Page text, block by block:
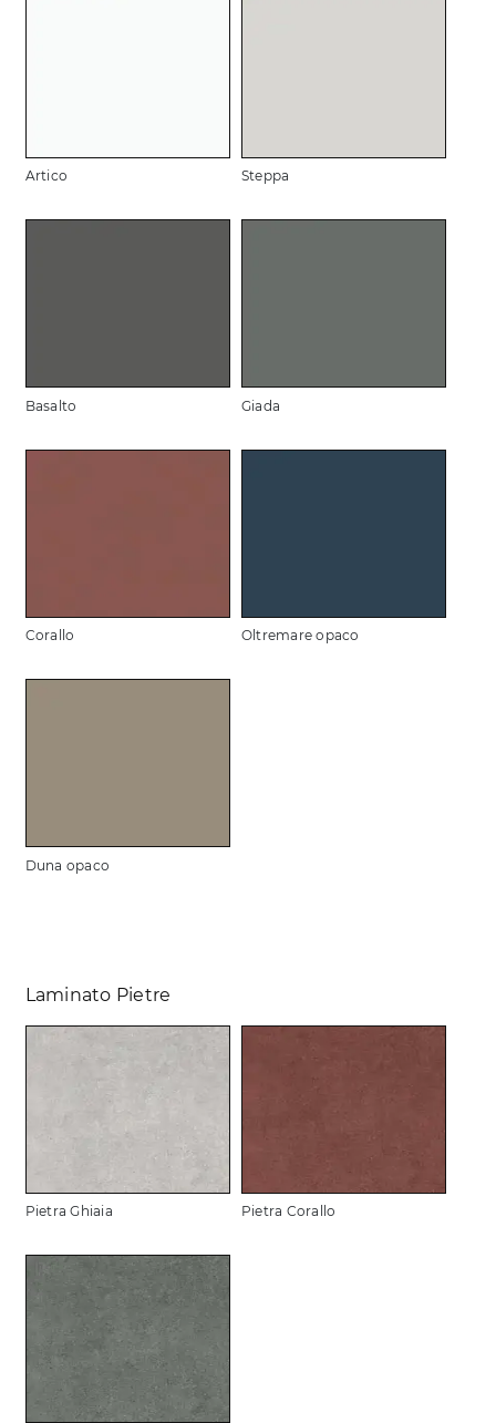
Artico Steppa
Basalto Giada
Corallo Oltremare opaco
Duna opaco
Laminato Pietre
Pietra Ghiaia Pietra Corallo